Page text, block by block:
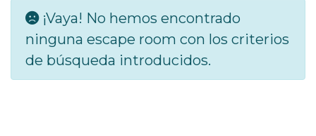
¡Vaya! No hemos encontrado
ninguna escape room con los criterios
de búsqueda introducidos.